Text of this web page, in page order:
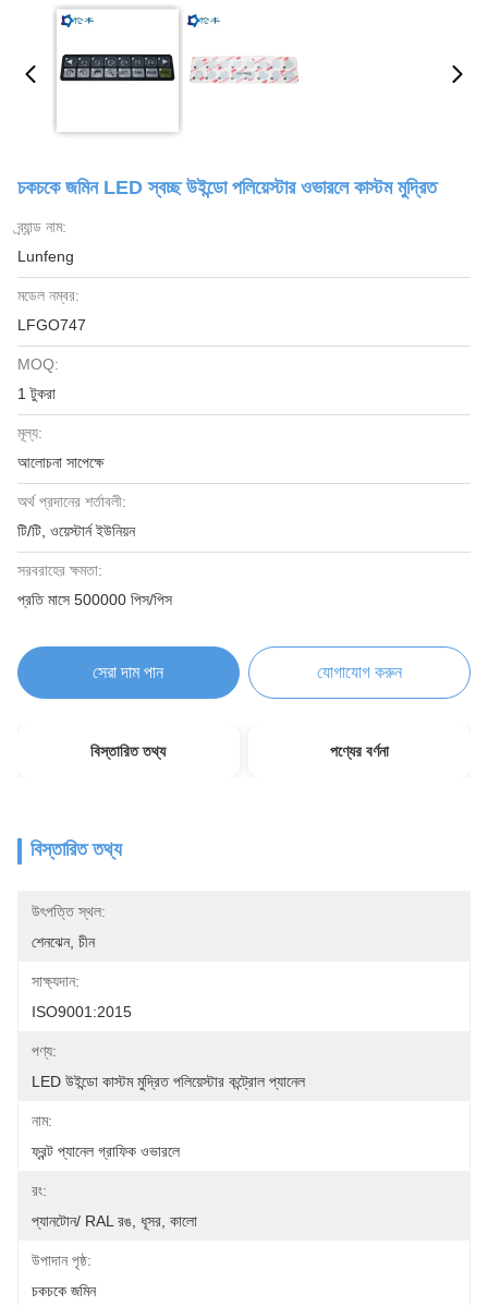
চকচকে জমিন LED স্বচ্ছ উইন্ডো পলিয়েস্টার ওভারলে কাস্টম মুদ্রিত
ব্র্যান্ড নাম:
Lunfeng
মডেল নম্বর:
LFGO747
MOQ:
1 টুকরা
মূল্য:
আলোচনা সাপেক্ষে
অর্থ প্রদানের শর্তাবলী:
টি/টি, ওয়েস্টার্ন ইউনিয়ন
সরবরাহের ক্ষমতা:
প্রতি মাসে 500000 পিস/পিস
সেরা দাম পান যোগাযোগ করুন
বিস্তারিত তথ্য পণ্যের বর্ণনা
বিস্তারিত তথ্য
উৎপত্তি স্থল:
শেনঝেন, চীন
সাক্ষ্যদান:
ISO9001:2015
পণ্য:
LED উইন্ডো কাস্টম মুদ্রিত পলিয়েস্টার কন্ট্রোল প্যানেল
নাম:
ফ্রন্ট প্যানেল গ্রাফিক ওভারলে
রং:
প্যানটোন/ RAL রঙ, ধূসর, কালো
উপাদান পৃষ্ঠ:
চকচকে জমিন